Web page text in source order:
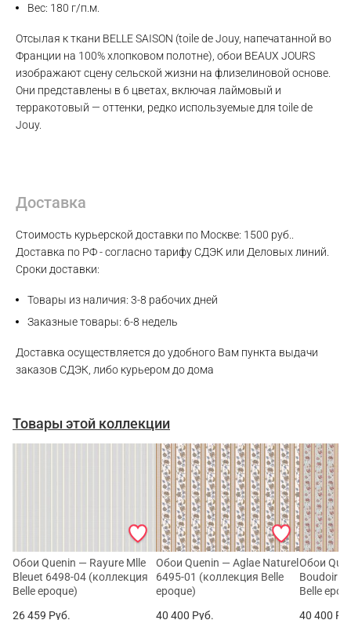
Вес: 180 г/п.м.
Отсылая к ткани BELLE SAISON (toile de Jouy, напечатанной во
Франции на 100% хлопковом полотне), обои BEAUX JOURS
изображают сцену сельской жизни на флизелиновой основе.
Они представлены в 6 цветах, включая лаймовый и
терракотовый — оттенки, редко используемые для toile de
Jouy.
Доставка
Стоимость курьерской доставки по Москве: 1500 руб..
Доставка по РФ - согласно тарифу СДЭК или Деловых линий.
Сроки доставки:
Товары из наличия: 3-8 рабочих дней
Заказные товары: 6-8 недель
Доставка осуществляется до удобного Вам пункта выдачи
заказов СДЭК, либо курьером до дома
Товары этой коллекции
Обои Quenin — Rayure Mlle
Bleuet 6498-04 (коллекция
Belle epoque)
26 459 Руб.
Обои Quenin — Aglae Naturel
6495-01 (коллекция Belle
epoque)
40 400 Руб.
Обои
Boudoir
Belle
40 400
WhatsApp